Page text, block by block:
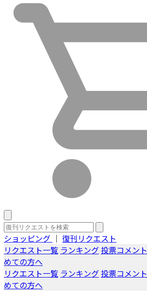
ショッピング ｜ 復刊リクエスト
リクエスト一覧 ランキング投票コメント
めての方へ
リクエスト一覧 ランキング投票コメント
めての方へ